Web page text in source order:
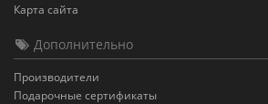
Карта сайта
Дополнительно
Производители
Подарочные сертификаты